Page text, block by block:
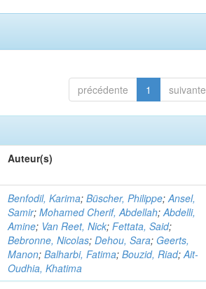
précédente 1 suivante
Auteur(s)
Benfodil, Karima;Büscher, Philippe;Ansel,
Samir;Mohamed Cherif, Abdellah;Abdelli,
Amine; Van Reet, Nick;Fettata, Said;
Bebronne, Nicolas;Dehou, Sara; Geerts,
Manon;Balharbi, Fatima;Bouzid, Riad;Ait-
Oudhia, Khatima